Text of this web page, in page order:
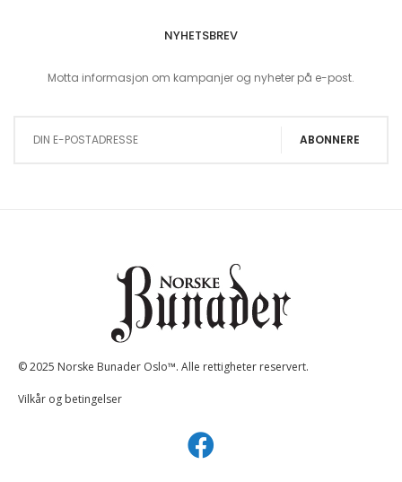
NYHETSBREV
Motta informasjon om kampanjer og nyheter på e-post.
ABONNERE
© 2025 Norske Bunader Oslo™. Alle rettigheter reservert.
Vilkår og betingelser